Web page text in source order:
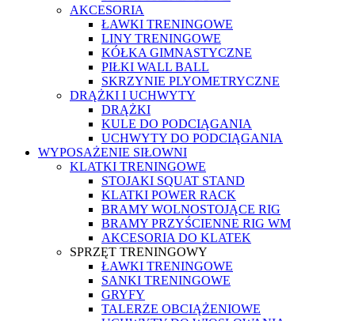
AKCESORIA
ŁAWKI TRENINGOWE
LINY TRENINGOWE
KÓŁKA GIMNASTYCZNE
PIŁKI WALL BALL
SKRZYNIE PLYOMETRYCZNE
DRĄŻKI I UCHWYTY
DRĄŻKI
KULE DO PODCIĄGANIA
UCHWYTY DO PODCIĄGANIA
WYPOSAŻENIE SIŁOWNI
KLATKI TRENINGOWE
STOJAKI SQUAT STAND
KLATKI POWER RACK
BRAMY WOLNOSTOJĄCE RIG
BRAMY PRZYŚCIENNE RIG WM
AKCESORIA DO KLATEK
SPRZĘT TRENINGOWY
ŁAWKI TRENINGOWE
SANKI TRENINGOWE
GRYFY
TALERZE OBCIĄŻENIOWE